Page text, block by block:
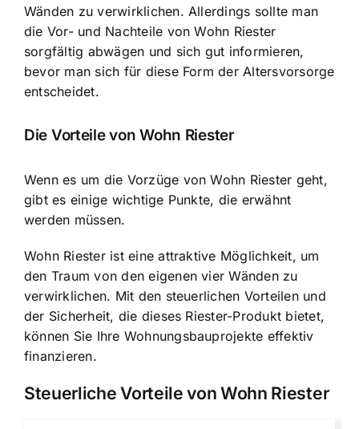
Wänden zu verwirklichen. Allerdings sollte man
die Vor- und Nachteile von Wohn Riester
sorgfältig abwägen und sich gut informieren,
bevor man sich für diese Form der Altersvorsorge
entscheidet.
Die Vorteile von Wohn Riester
Wenn es um die Vorzüge von Wohn Riester geht,
gibt es einige wichtige Punkte, die erwähnt
werden müssen.
Wohn Riester ist eine attraktive Möglichkeit, um
den Traum von den eigenen vier Wänden zu
verwirklichen. Mit den steuerlichen Vorteilen und
der Sicherheit, die dieses Riester-Produkt bietet,
können Sie Ihre Wohnungsbauprojekte effektiv
finanzieren.
Steuerliche Vorteile von Wohn Riester